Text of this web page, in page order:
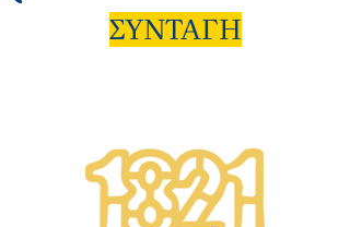
ΣΥΝΤΑΓΗ